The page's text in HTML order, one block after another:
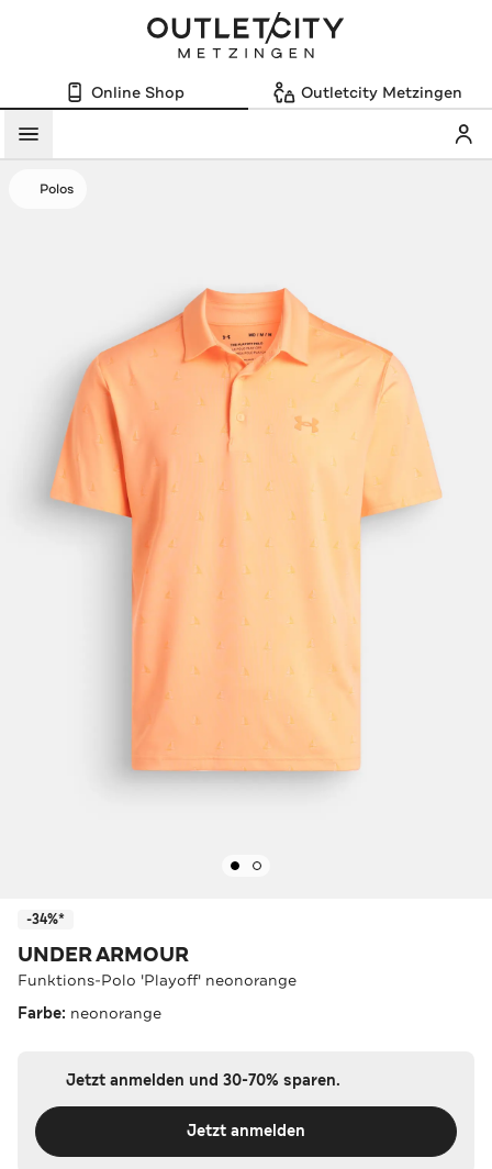
Online Shop Outletcity Metzingen
Menü
Polos
-34%*
UNDER ARMOUR
Funktions-Polo 'Playoff' neonorange
Farbe: neonorange
Jetzt anmelden und 30-70% sparen.
Jetzt anmelden